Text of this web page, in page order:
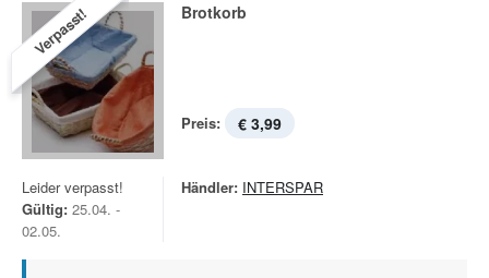
Verpasst! Brotkorb
Preis: € 3,99
Leider verpasst!
Gültig: 25.04. -
02.05.
Händler: INTERSPAR